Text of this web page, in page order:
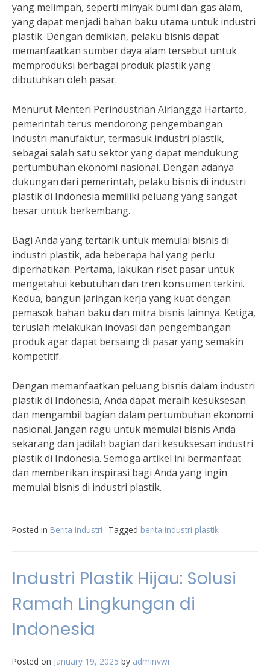
yang melimpah, seperti minyak bumi dan gas alam,
yang dapat menjadi bahan baku utama untuk industri
plastik. Dengan demikian, pelaku bisnis dapat
memanfaatkan sumber daya alam tersebut untuk
memproduksi berbagai produk plastik yang
dibutuhkan oleh pasar.
Menurut Menteri Perindustrian Airlangga Hartarto,
pemerintah terus mendorong pengembangan
industri manufaktur, termasuk industri plastik,
sebagai salah satu sektor yang dapat mendukung
pertumbuhan ekonomi nasional. Dengan adanya
dukungan dari pemerintah, pelaku bisnis di industri
plastik di Indonesia memiliki peluang yang sangat
besar untuk berkembang.
Bagi Anda yang tertarik untuk memulai bisnis di
industri plastik, ada beberapa hal yang perlu
diperhatikan. Pertama, lakukan riset pasar untuk
mengetahui kebutuhan dan tren konsumen terkini.
Kedua, bangun jaringan kerja yang kuat dengan
pemasok bahan baku dan mitra bisnis lainnya. Ketiga,
teruslah melakukan inovasi dan pengembangan
produk agar dapat bersaing di pasar yang semakin
kompetitif.
Dengan memanfaatkan peluang bisnis dalam industri
plastik di Indonesia, Anda dapat meraih kesuksesan
dan mengambil bagian dalam pertumbuhan ekonomi
nasional. Jangan ragu untuk memulai bisnis Anda
sekarang dan jadilah bagian dari kesuksesan industri
plastik di Indonesia. Semoga artikel ini bermanfaat
dan memberikan inspirasi bagi Anda yang ingin
memulai bisnis di industri plastik.
Posted in Berita Industri Tagged berita industri plastik
Industri Plastik Hijau: Solusi
Ramah Lingkungan di
Indonesia
Posted on January 19, 2025 by adminvwr